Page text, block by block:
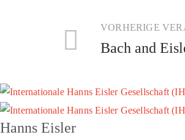
VORHERIGE
Bach and
Hanns Eisler